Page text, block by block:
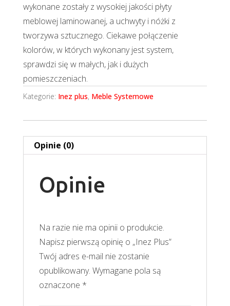
wykonane zostały z wysokiej jakości płyty
meblowej laminowanej, a uchwyty i nóżki z
tworzywa sztucznego. Ciekawe połączenie
kolorów, w których wykonany jest system,
sprawdzi się w małych, jak i dużych
pomieszczeniach.
Kategorie: Inez plus, Meble Systemowe
Opinie (0)
Opinie
Na razie nie ma opinii o produkcie.
Napisz pierwszą opinię o „Inez Plus”
Twój adres e-mail nie zostanie
opublikowany. Wymagane pola są
oznaczone *